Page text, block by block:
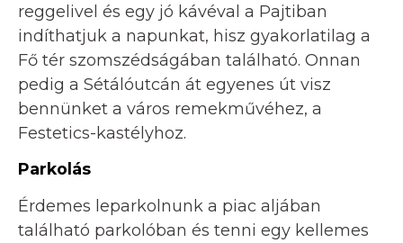
reggelivel és egy jó kávéval a Pajtiban
indíthatjuk a napunkat, hisz gyakorlatilag a
Fő tér szomszédságában található. Onnan
pedig a Sétálóutcán át egyenes út visz
bennünket a város remekművéhez, a
Festetics-kastélyhoz.
Parkolás
Érdemes leparkolnunk a piac aljában
található parkolóban és tenni egy kellemes